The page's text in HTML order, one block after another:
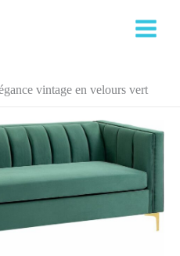
vintage en velours vert